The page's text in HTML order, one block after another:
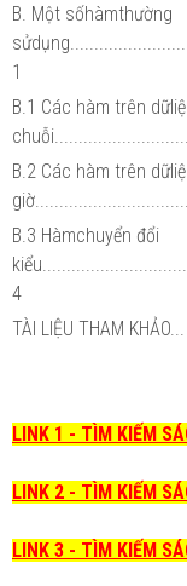
B. Một sốhàmthường
1
B.1 Các hàm trên
B.2 Các hàm trên
B.3 Hàmchuyển đổi
4
TÀI LIỆU THAM KHẢO...
LINK 1 - TÌM KIẾM
LINK 2 - TÌM KIẾM
LINK 3 - TÌM KIẾM